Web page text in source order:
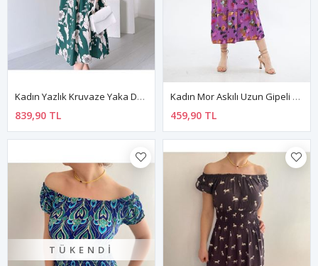
Kadın Yazlık Kruvaze Yaka Desenli Bilek Boy Çift Yırtmaçlı Elbise 13E-2228
839,90 TL
Kadın Mor Askılı Uzun Gipeli Yazlık Elbise 12A-2217
459,90 TL
TÜKENDI